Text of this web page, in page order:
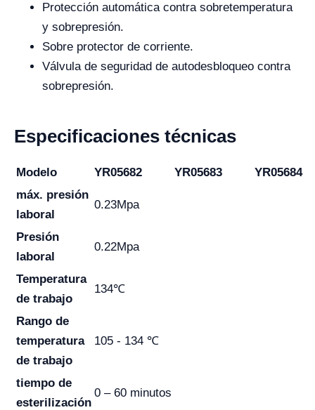
Protección automática contra sobretemperatura
y sobrepresión.
Sobre protector de corriente.
Válvula de seguridad de autodesbloqueo contra
sobrepresión.
Especificaciones técnicas
Modelo YR05682 YR05683
YR05684
máx. presión
laboral
0.23Mpa
Presión
laboral
0.22Mpa
Temperatura
de trabajo
134℃
Rango de
temperatura
de trabajo
105 - 134 ℃
tiempo de
esterilización
0 – 60 minutos